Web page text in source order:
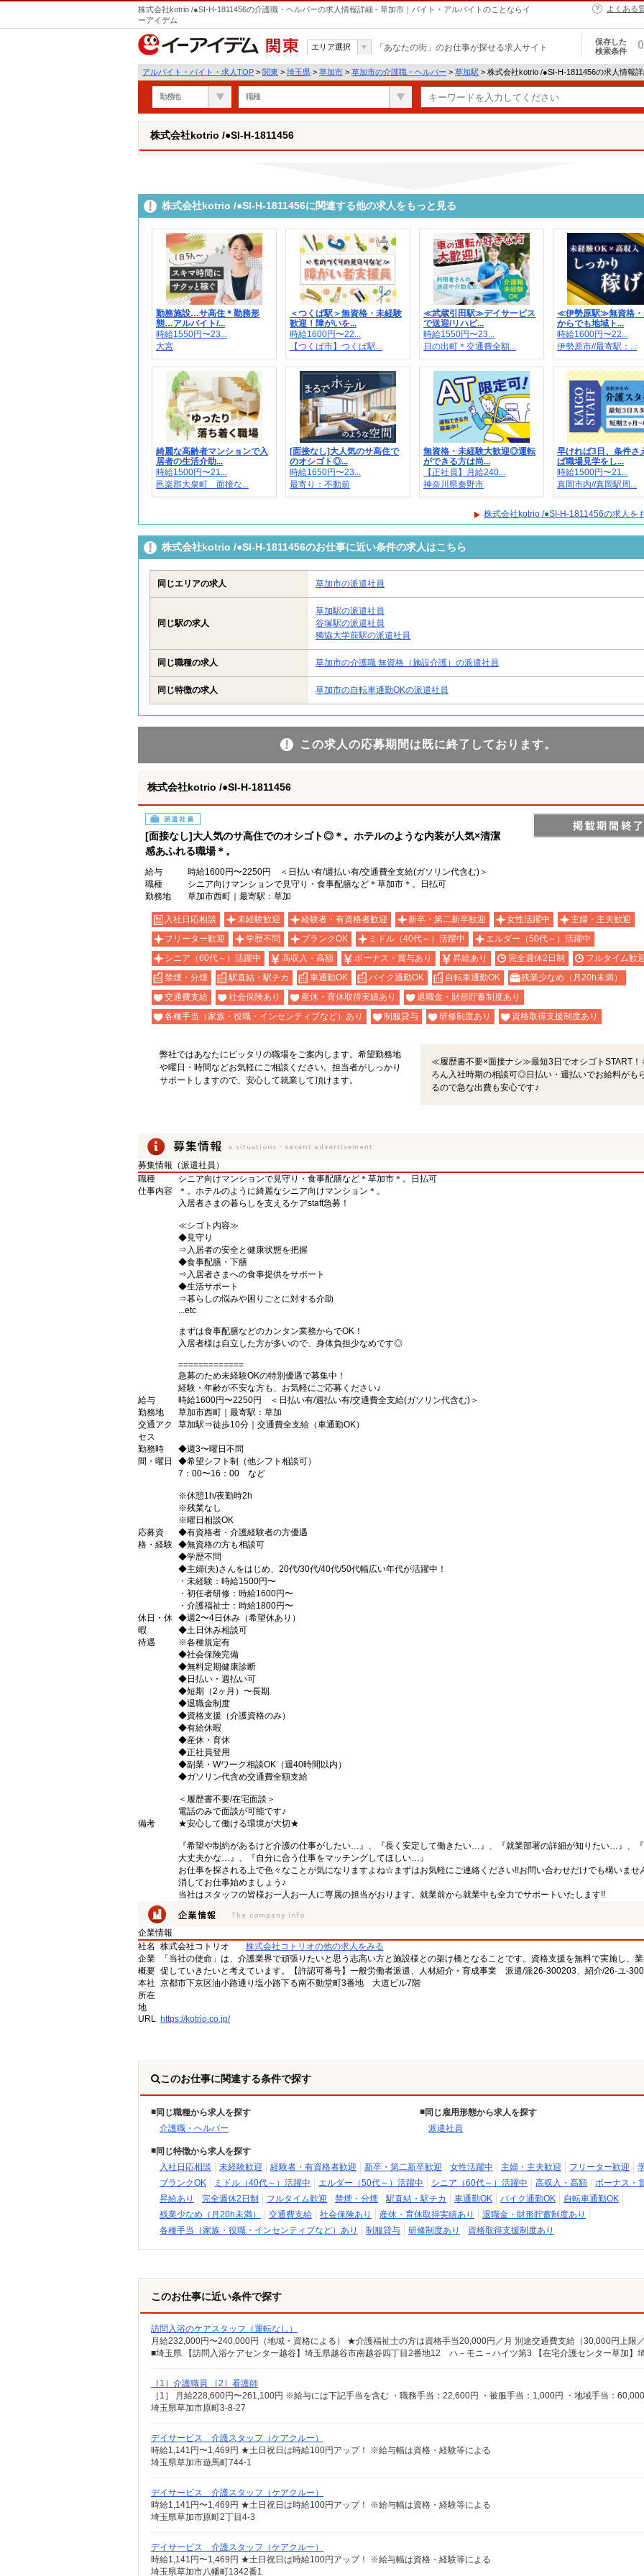
株式会社kotrio /●SI-H-1811456の介護職・ヘルパーの求人情報詳細 - 草加市｜バイト・アルバイトのことならイ
ーアイデム
よくある
関東
エリア選択 「あなたの街」のお仕事が探せる求人サイト
保存した
検索条件
0
アルバイト・バイト・求人TOP > 関東 > 埼玉県 > 草加市 > 草加市の介護職・ヘルパー > 草加駅 > 株式会社kotrio /●SI-H-1811456の求人情報
勤務地 職種
株式会社kotrio /●SI-H-1811456
株式会社kotrio /●SI-H-1811456に関連する他の求人をもっと見る
勤務施設…サ高住＊勤務形
態…アルバイト/...
時給1550円〜23...
大宮
＜つくば駅＞無資格・未経験
歓迎！障がいを...
時給1600円〜22...
【つくば市】つくば駅...
≪武蔵引田駅≫デイサービス
で送迎/リハビ...
時給1550円〜23...
日の出町＊交通費全額...
≪伊勢原駅≫無資格・
からでも地域ト...
時給1600円〜22...
伊勢原市//最寄駅：...
綺麗な高齢者マンションで入
居者の生活介助...
時給1500円〜21...
邑楽郡大泉町 面接な...
[面接なし]大人気のサ高住で
のオシゴト◎...
時給1650円〜23...
最寄り：不動前
無資格・未経験大歓迎◎運転
ができる方は尚...
【正社員】月給240...
神奈川県秦野市
早ければ3日、条件さ
ば職場見学をし...
時給1500円〜21...
真岡市内//真岡駅周...
株式会社kotrio /●SI-H-1811456の求人を
株式会社kotrio /●SI-H-1811456のお仕事に近い条件の求人はこちら
同じエリアの求人 草加市の派遣社員
同じ駅の求人
草加駅の派遣社員
谷塚駅の派遣社員
獨協大学前駅の派遣社員
同じ職種の求人 草加市の介護職 無資格（施設介護）の派遣社員
同じ特徴の求人 草加市の自転車通勤OKの派遣社員
この求人の応募期間は既に終了しております。
株式会社kotrio /●SI-H-1811456
派遣社員
[面接なし]大人気のサ高住でのオシゴト◎＊。ホテルのような内装が人気×清潔
感あふれる職場＊。
給与
時給1600円〜2250円 ＜日払い有/週払い有/交通費全支給(ガソリン代含む)＞
職種
シニア向けマンションで見守り・食事配膳など＊草加市＊。日払可
勤務地
草加市西町｜最寄駅：草加
入社日応相談 未経験歓迎 経験者・有資格者歓迎 新卒・第二新卒歓迎 女性活躍中
主婦・主夫歓迎
フリーター歓迎
学歴不問 ブランクOK ミドル（40代～）活躍中
エルダー（50代～）活躍中
シニア（60代～）活躍中
高収入・高額 ボーナス・賞与あり 昇給あり 完全週休2日制
フルタイム歓
禁煙・分煙
駅直結・駅チカ 車通勤OK バイク通勤OK 自転車通勤OK
残業少なめ（月20h未満）
交通費支給
社会保険あり 産休・育休取得実績あり
退職金・財形貯蓄制度あり
各種手当（家族・役職・インセンティブなど）あり
制服貸与 研修制度あり 資格取得支援制度あり
弊社ではあなたにピッタリの職場をご案内します。希望勤務地
や曜日・時間などお気軽にご相談ください。担当者がしっかり
サポートしますので、安心して就業して頂けます。
≪履歴書不要×面接ナシ≫最短3日でオシゴトSTART！
ろん入社時期の相談可◎日払い・週払いでお給料がも
るので急な出費も安心です♪
募集情報（派遣社員）
職種
シニア向けマンションで見守り・食事配膳など＊草加市＊。日払可
仕事内容
＊。ホテルのように綺麗なシニア向けマンション＊。
入居者さまの暮らしを支えるケアstaff急募！
≪シゴト内容≫
◆見守り
⇒入居者の安全と健康状態を把握
◆食事配膳・下膳
⇒入居者さまへの食事提供をサポート
◆生活サポート
⇒暮らしの悩みや困りごとに対する介助
...etc
まずは食事配膳などのカンタン業務からでOK！
入居者様は自立した方が多いので、身体負担少なめです◎
=============
急募のため未経験OKの特別優遇で募集中！
経験・年齢が不安な方も、お気軽にご応募ください♪
給与
時給1600円〜2250円 ＜日払い有/週払い有/交通費全支給(ガソリン代含む)＞
勤務地
草加市西町｜最寄駅：草加
交通アク
セス
草加駅⇒徒歩10分｜交通費全支給（車通勤OK）
勤務時
間・曜日
◆週3〜曜日不問
◆希望シフト制（他シフト相談可）
7：00〜16：00 など
※休憩1h/夜勤時2h
※残業なし
※曜日相談OK
応募資
格・経験
◆有資格者・介護経験者の方優遇
◆無資格の方も相談可
◆学歴不問
◆主婦(夫)さんをはじめ、20代/30代/40代/50代幅広い年代が活躍中！
・未経験：時給1500円〜
・初任者研修：時給1600円〜
・介護福祉士：時給1800円〜
休日・休
暇
◆週2〜4日休み（希望休あり）
◆土日休み相談可
待遇
※各種規定有
◆社会保険完備
◆無料定期健康診断
◆日払い・週払い可
◆短期（2ヶ月）〜長期
◆退職金制度
◆資格支援（介護資格のみ）
◆有給休暇
◆産休・育休
◆正社員登用
◆副業・Wワーク相談OK（週40時間以内）
◆ガソリン代含め交通費全額支給
＜履歴書不要/在宅面談＞
電話のみで面談が可能です♪
備考
★安心して働ける環境が大切★
『希望や制約があるけど介護の仕事がしたい…』、『長く安定して働きたい…』、『就業部署の詳細が知りたい…』、
大丈夫かな…』、『自分に合う仕事をマッチングしてほしい…』
お仕事を探される上で色々なことが気になりますよね☆まずはお気軽にご連絡ください!!お問い合わせだけでも構いませ
消してお仕事始めましょう♪
当社はスタッフの皆様お一人お一人に専属の担当がおります。就業前から就業中も全力でサポートいたします!!
企業情報
社名
株式会社コトリオ
株式会社コトリオの他の求人をみる
企業
概要
「当社の使命」は、介護業界で頑張りたいと思う志高い方と施設様との架け橋となることです。資格支援を無料で実施し、
促していきたいと考えています。【許認可番号】一般労働者派遣、人材紹介・育成事業 派遣/派26-300203、紹介/26-ユ-
本社
所在
地
京都市下京区油小路通り塩小路下る南不動堂町3番地 大道ビル7階
URL https://kotrio.co.jp/
このお仕事に関連する条件で探す
同じ職種から求人を探す
介護職・ヘルパー
同じ雇用形態から求人を探す
派遣社員
同じ特徴から求人を探す
入社日応相談
未経験歓迎 経験者・有資格者歓迎 新卒・第二新卒歓迎 女性活躍中 主婦・主夫歓迎 フリーター歓迎
ブランクOK
ミドル（40代～）活躍中 エルダー（50代～）活躍中 シニア（60代～）活躍中 高収入・高額
ボーナス・
昇給あり
完全週休2日制 フルタイム歓迎 禁煙・分煙 駅直結・駅チカ 車通勤OK バイク通勤OK
自転車通勤OK
残業少なめ（月20h未満）
交通費支給 社会保険あり 産休・育休取得実績あり
退職金・財形貯蓄制度あり
各種手当（家族・役職・インセンティブなど）あり
制服貸与 研修制度あり 資格取得支援制度あり
このお仕事に近い条件で探す
訪問入浴のケアスタッフ（運転なし）
［1］介護職員 ［2］看護師
埼玉県草加市原町3-8-27
デイサービス 介護スタッフ（ケアクルー）
時給1,141円〜1,469円 ★土日祝日は時給100円アップ！ ※給与幅は資格・経験等による
埼玉県草加市遊馬町744-1
デイサービス 介護スタッフ（ケアクルー）
時給1,141円〜1,469円 ★土日祝日は時給100円アップ！ ※給与幅は資格・経験等による
埼玉県草加市原町2丁目4-3
デイサービス 介護スタッフ（ケアクルー）
時給1,141円〜1,469円 ★土日祝日は時給100円アップ！ ※給与幅は資格・経験等による
埼玉県草加市八幡町1342番1